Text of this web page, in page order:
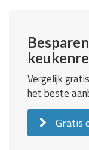
Vergelijk
het beste
Gratis